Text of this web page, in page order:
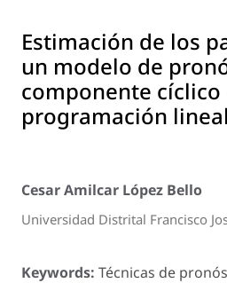
Estimación de los
un modelo de
componente cíclico
programación lineal
Cesar Amilcar López Bello
Universidad Distrital Francisco
Keywords: Técnicas de